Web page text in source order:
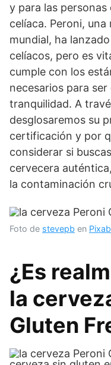
y para las
celíaca. Peroni,
mundial, ha
celíacos, pero es
cumple con los
necesarios para
tranquilidad. A
desglosaremos su
certificación y por
considerar si
cervecera
la contaminación
Foto de stevepb en
¿Es
la
Gluten